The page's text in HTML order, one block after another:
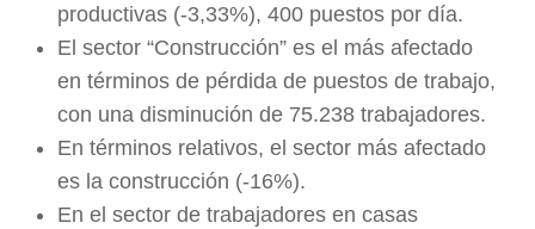
productivas (-3,33%), 400 puestos por día.
El sector “Construcción” es el más afectado
en términos de pérdida de puestos de trabajo,
con una disminución de 75.238 trabajadores.
En términos relativos, el sector más afectado
es la construcción (-16%).
En el sector de trabajadores en casas